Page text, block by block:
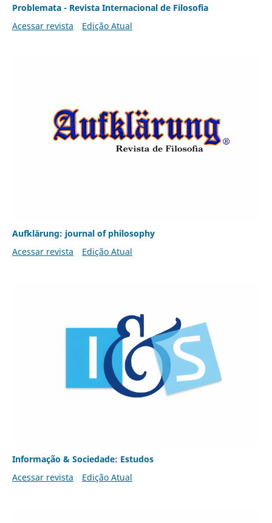
Problemata - Revista Internacional de Filosofia
Acessar revista
Edição Atual
Aufklärung: journal of philosophy
Acessar revista
Edição Atual
Informação & Sociedade: Estudos
Acessar revista
Edição Atual